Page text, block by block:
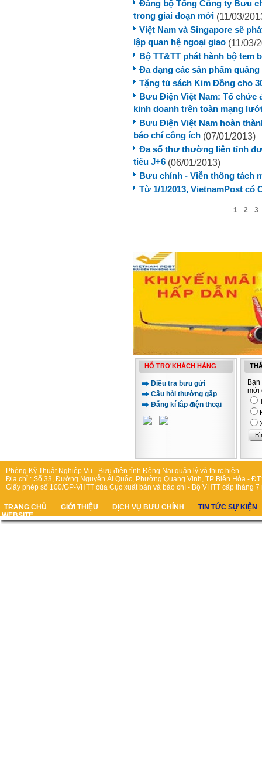
Đảng bộ Tổng Công ty Bưu
trong giai đoạn mới (11/03/
Việt Nam và Singapore sẽ
lập quan hệ ngoại giao (11/03/
Bộ TT&TT phát hành bộ tem
Đa dạng các sản phẩm
Tặng tủ sách Kim Đồng cho
Bưu Điện Việt Nam: Tổ chức
kinh doanh trên toàn mạng
Bưu Điện Việt Nam hoàn
báo chí công ích (07/01/2013)
Đa số thư thường liên tỉnh
tiêu J+6 (06/01/2013)
Bưu chính - Viễn thông tách
Từ 1/1/2013, VietnamPost có
1 2 3
HỖ TRỢ KHÁCH HÀNG
Điều tra bưu gửi
Câu hỏi thường gặp
Đăng kí lắp điện thoại
mới
Phòng Kỹ Thuật Nghiệp Vụ - Bưu điện tỉnh Đồng Nai quản lý và thực hiện
Địa chỉ : Số 33, Đường Nguyễn Ái Quốc, Phường Quang Vinh, TP Biên Hòa -
Giấy phép số 100/GP-VHTT của Cục xuất bản và báo chí - Bộ VHTT cấp tháng 7
TRANG CHỦ GIỚI THIỆU DỊCH VỤ BƯU CHÍNH
TIN TỨC SỰ KIỆN
WEBSITE